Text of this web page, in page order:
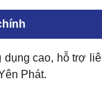
cao, hỗ trợ
Phát.